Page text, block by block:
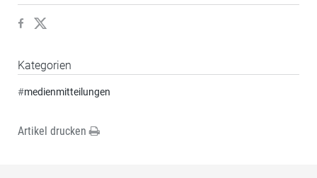
Kategorien
#medienmitteilungen
Artikel drucken